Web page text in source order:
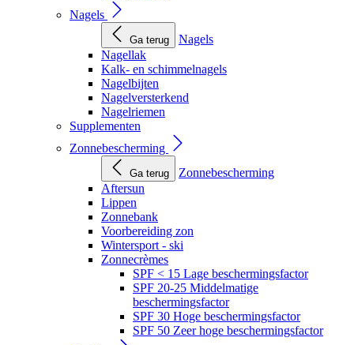
Nagels
Ga terug
Nagels
Nagellak
Kalk- en schimmelnagels
Nagelbijten
Nagelversterkend
Nagelriemen
Supplementen
Zonnebescherming
Ga terug
Zonnebescherming
Aftersun
Lippen
Zonnebank
Voorbereiding zon
Wintersport - ski
Zonnecrèmes
SPF < 15 Lage beschermingsfactor
SPF 20-25 Middelmatige
beschermingsfactor
SPF 30 Hoge beschermingsfactor
SPF 50 Zeer hoge beschermingsfactor